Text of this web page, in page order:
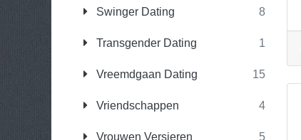
Swinger Dating 8
Transgender Dating 1
Vreemdgaan Dating 15
Vriendschappen 4
Vrouwen Versieren 5